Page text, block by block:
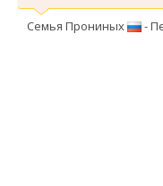
Семья Прониных -